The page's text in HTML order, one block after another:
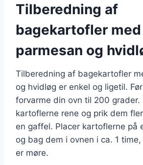
Tilberedning af
bagekartofler med
parmesan og
Tilberedning af bagekartofler
og hvidløg er enkel og ligetil.
forvarme din ovn til 200 grader.
kartoflerne rene og prik dem
en gaffel. Placer kartoflerne på
og bag dem i ovnen i ca. 1
er møre.